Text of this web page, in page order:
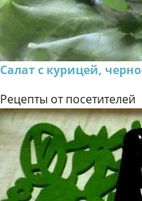
Салат с курицей,
Рецепты от посетителей